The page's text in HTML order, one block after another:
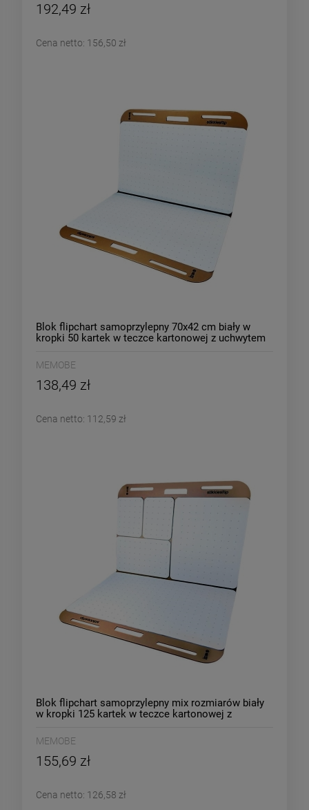
192,49 zł
Cena netto: 156,50 zł
Blok flipchart samoprzylepny 70x42 cm biały w
kropki 50 kartek w teczce kartonowej z uchwytem
MEMOBE
138,49 zł
Cena netto: 112,59 zł
Blok flipchart samoprzylepny mix rozmiarów biały
w kropki 125 kartek w teczce kartonowej z
MEMOBE
155,69 zł
Cena netto: 126,58 zł